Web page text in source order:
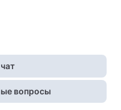
вопросы